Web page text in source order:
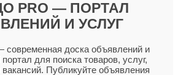
PRO — ПОРТАЛ
И УСЛУГ
современная доска объявлений и
для поиска товаров, услуг,
Публикуйте объявления